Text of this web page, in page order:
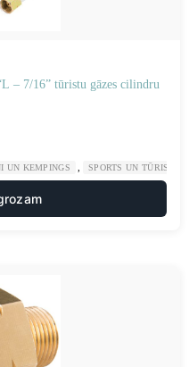
– 7/16” tūristu gāzes cilindru
UN KEMPINGS SPORTS UN TŪRISMS